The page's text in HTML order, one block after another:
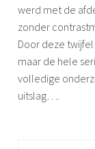
werd met de
zonder
Door deze twijfel
maar de hele
volledige
uitslag….